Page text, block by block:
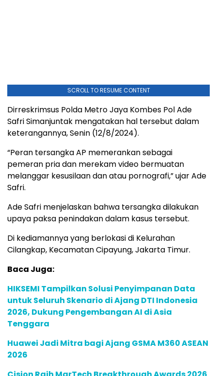
SCROLL TO RESUME CONTENT
Dirreskrimsus Polda Metro Jaya Kombes Pol Ade
Safri Simanjuntak mengatakan hal tersebut dalam
keterangannya, Senin (12/8/2024).
“Peran tersangka AP memerankan sebagai
pemeran pria dan merekam video bermuatan
melanggar kesusilaan dan atau pornografi,” ujar Ade
Safri.
Ade Safri menjelaskan bahwa tersangka dilakukan
upaya paksa penindakan dalam kasus tersebut.
Di kediamannya yang berlokasi di Kelurahan
Cilangkap, Kecamatan Cipayung, Jakarta Timur.
Baca Juga:
HIKSEMI Tampilkan Solusi Penyimpanan Data
untuk Seluruh Skenario di Ajang DTI Indonesia
2026, Dukung Pengembangan AI di Asia
Tenggara
Huawei Jadi Mitra bagi Ajang GSMA M360 ASEAN
2026